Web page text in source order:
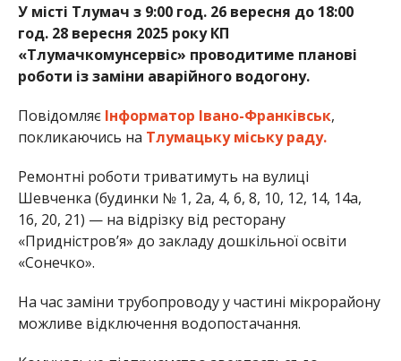
У місті Тлумач з 9:00 год. 26 вересня до 18:00
год. 28 вересня 2025 року КП
«Тлумачкомунсервіс» проводитиме планові
роботи із заміни аварійного водогону.
Повідомляє Інформатор Івано-Франківськ,
покликаючись на Тлумацьку міську раду.
Ремонтні роботи триватимуть на вулиці
Шевченка (будинки № 1, 2а, 4, 6, 8, 10, 12, 14, 14а,
16, 20, 21) — на відрізку від ресторану
«Придністров’я» до закладу дошкільної освіти
«Сонечко».
На час заміни трубопроводу у частині мікрорайону
можливе відключення водопостачання.